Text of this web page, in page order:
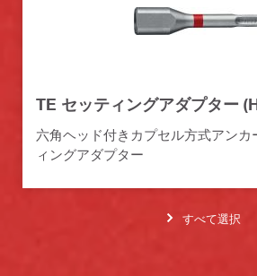
TE セッティングアダプター
六角ヘッド付きカプセル方式アンカ
ィングアダプター
すべて選択